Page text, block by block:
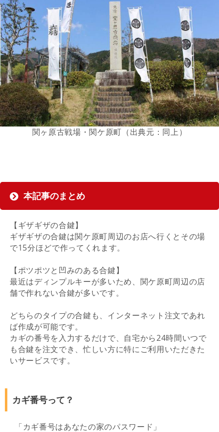
関ヶ原古戦場・関ケ原町（出典元：同上）
本記事のまとめ
【ギザギザの合鍵】
ギザギザの合鍵は関ケ原町周辺のお店へ行くとその場
で15分ほどで作ってくれます。
【ポツポツと凹みのある合鍵】
最近はディンプルキーが多いため、関ケ原町周辺の店
舗で作れない合鍵が多いです。
どちらのタイプの合鍵も、インターネット注文であれ
ば作成が可能です。
カギの番号を入力するだけで、自宅から24時間いつで
も合鍵を注文でき、忙しい方に特にご利用いただきた
いサービスです。
カギ番号って？
「カギ番号はあなたの家のパスワード」